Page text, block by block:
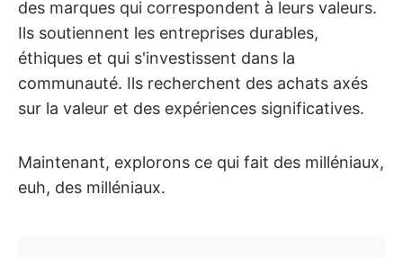
des marques qui correspondent à leurs valeurs.
Ils soutiennent les entreprises durables,
éthiques et qui s'investissent dans la
communauté. Ils recherchent des achats axés
sur la valeur et des expériences significatives.
Maintenant, explorons ce qui fait des milléniaux,
euh, des milléniaux.